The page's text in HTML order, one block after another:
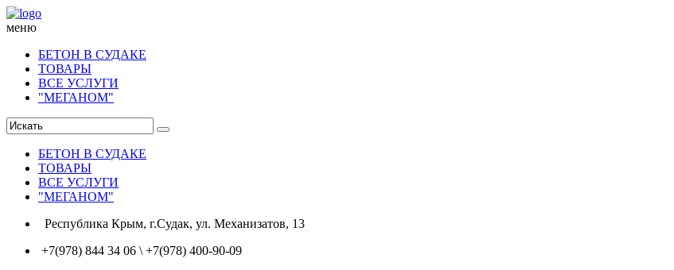
меню
БЕТОН В СУДАКЕ
ТОВАРЫ
ВСЕ УСЛУГИ
"МЕГАНОМ"
БЕТОН В СУДАКЕ
ТОВАРЫ
ВСЕ УСЛУГИ
"МЕГАНОМ"
Республика Крым, г.Судак, ул. Механизатов, 13
+7(978) 844 34 06 \ +7(978) 400-90-09